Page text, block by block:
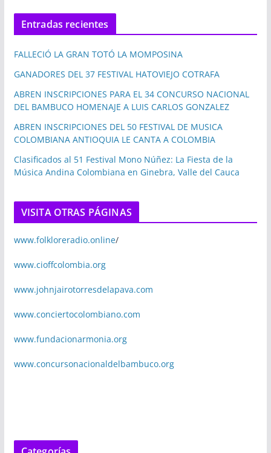
Entradas recientes
FALLECIÓ LA GRAN TOTÓ LA MOMPOSINA
GANADORES DEL 37 FESTIVAL HATOVIEJO COTRAFA
ABREN INSCRIPCIONES PARA EL 34 CONCURSO NACIONAL
DEL BAMBUCO HOMENAJE A LUIS CARLOS GONZALEZ
ABREN INSCRIPCIONES DEL 50 FESTIVAL DE MUSICA
COLOMBIANA ANTIOQUIA LE CANTA A COLOMBIA
Clasificados al 51 Festival Mono Núñez: La Fiesta de la
Música Andina Colombiana en Ginebra, Valle del Cauca
VISITA OTRAS PÁGINAS
www.folkloreradio.online/
www.cioffcolombia.org
www.johnjairotorresdelapava.com
www.conciertocolombiano.com
www.fundacionarmonia.org
www.concursonacionaldelbambuco.org